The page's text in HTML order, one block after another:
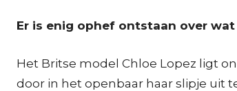
Er is enig ophef ontstaan over
Het Britse model Chloe Lopez ligt
door in het openbaar haar slipje uit